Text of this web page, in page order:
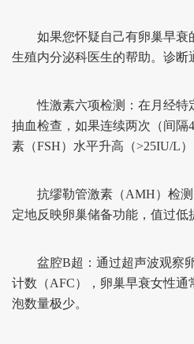
如果您怀疑自己有卵巢早衰
生殖内分泌科医生的帮助。诊断
性激素六项检测：在月经特定
抽血检查，如果连续两次（间隔
素（FSH）水平升高（>25IU/L
抗缪勒管激素（AMH）检测
定地反映卵巢储备功能，值过低
盆腔B超：通过超声波观察
计数（AFC），卵巢早衰女性通
泡数量极少。